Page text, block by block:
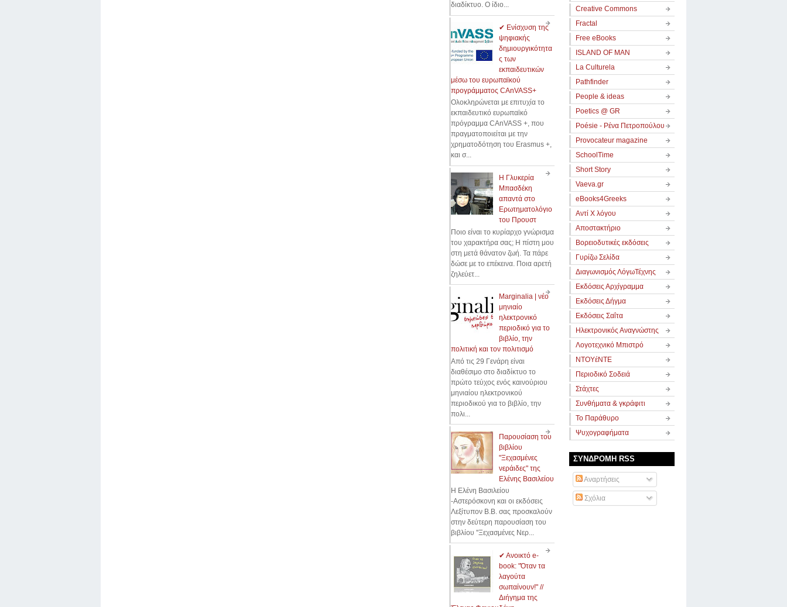
Creative Commons
Fractal
Free eBooks
ISLAND OF MAN
La Culturela
Pathfinder
People & ideas
Poetics @ GR
Poésie - Ρένα Πετροπούλου
Provocateur magazine
SchoolTime
Short Story
Vaeva.gr
eBooks4Greeks
Αντί Χ λόγου
Αποστακτήριο
Βορειοδυτικές εκδόσεις
Γυρίζω Σελίδα
Διαγωνισμός ΛόγωΤέχνης
Εκδόσεις Αρχίγραμμα
Εκδόσεις Δήγμα
Εκδόσεις Σαΐτα
Ηλεκτρονικός Αναγνώστης
Λογοτεχνικό Μπιστρό
ΝΤΟΥέΝΤΕ
Περιοδικό Σοδειά
Στάχτες
Συνθήματα & γκράφιτι
Το Παράθυρο
Ψυχογραφήματα
ΣΥΝΔΡΟΜΗ RSS
Αναρτήσεις
Σχόλια
διαδίκτυο. Ο ίδιο...
✔ Ενίσχυση της
ψηφιακής
δημιουργικότητα
ς των
εκπαιδευτικών
μέσω του ευρωπαϊκού
προγράμματος CAnVASS+
Ολοκληρώνεται με επιτυχία το
εκπαιδευτικό ευρωπαϊκό
πρόγραμμα CAnVASS +, που
πραγματοποιείται με την
χρηματοδότηση του Erasmus +,
και σ...
Η Γλυκερία
Μπασδέκη
απαντά στο
Ερωτηματολόγιο
του Προυστ
Ποιο είναι το κυρίαρχο γνώρισμα
του χαρακτήρα σας; H πίστη μου
στη μετά θάνατον ζωή. Τα πάρε
δώσε με το επέκεινα. Ποια αρετή
ζηλεύετ...
Marginalia | νέο
μηνιαίο
ηλεκτρονικό
περιοδικό για το
βιβλίο, την
πολιτική και τον πολιτισμό
Από τις 29 Γενάρη είναι
διαθέσιμο στο διαδίκτυο το
πρώτο τεύχος ενός καινούριου
μηνιαίου ηλεκτρονικού
περιοδικού για το βιβλίο, την
πολι...
Παρουσίαση του
βιβλίου
"Ξεχασμένες
νεράιδες" της
Ελένης Βασιλείου
Η Ελένη Βασιλείου
-Αστερόσκονη και οι εκδόσεις
Λεξίτυπον Β.Β. σας προσκαλούν
στην δεύτερη παρουσίαση του
βιβλίου ''Ξεχασμένες Νερ...
✔ Ανοικτό e-
book: "Όταν τα
λαγούτα
σωπαίνουν!" //
Διήγημα της